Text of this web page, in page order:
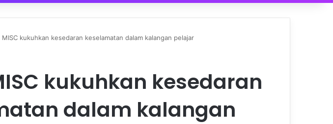
for
MISC kukuhkan kesedaran keselamatan dalam kalangan pelajar
kukuhkan kesedaran
dalam kalangan